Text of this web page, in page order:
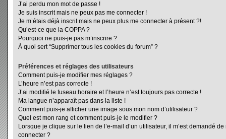
J’ai perdu mon mot de passe !
Je suis inscrit mais ne peux pas me connecter !
Je m’étais déjà inscrit mais ne peux plus me connecter à présent ?!
Qu’est-ce que la COPPA ?
Pourquoi ne puis-je pas m’inscrire ?
À quoi sert “Supprimer tous les cookies du forum” ?
Préférences et réglages des utilisateurs
Comment puis-je modifier mes réglages ?
L’heure n’est pas correcte !
J’ai modifié le fuseau horaire et l’heure n’est toujours pas correcte !
Ma langue n’apparaît pas dans la liste !
Comment puis-je afficher une image sous mon nom d’utilisateur ?
Quel est mon rang et comment puis-je le modifier ?
Lorsque je clique sur le lien de l’e-mail d’un utilisateur, il m’est demandé de
connecter ?